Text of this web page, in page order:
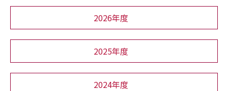
2026年度
2025年度
2024年度